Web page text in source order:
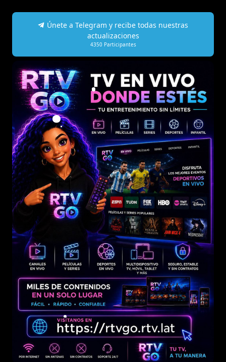
Únete a Telegram y recibe todas nuestras
actualizaciones
4350Participantes